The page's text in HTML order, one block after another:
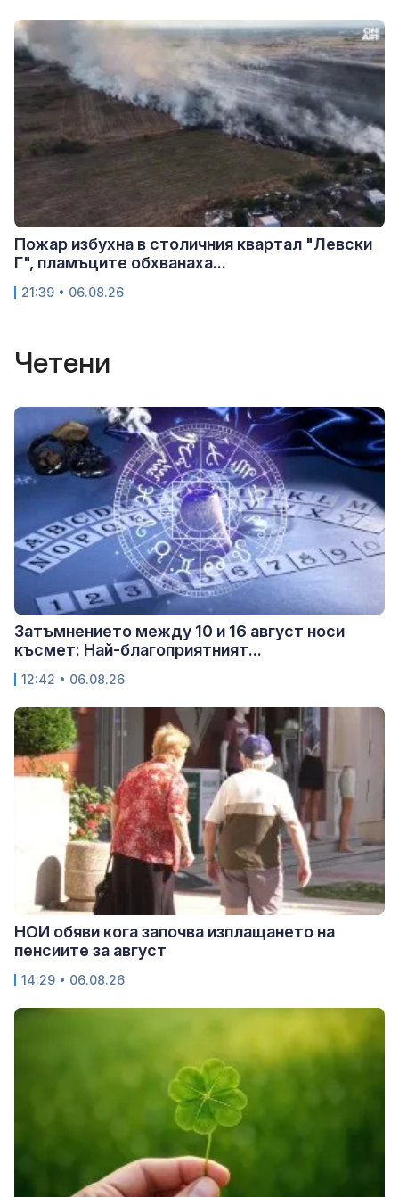
Пожар избухна в столичния квартал "Левски
Г", пламъците обхванаха...
21:39 • 06.08.26
Четени
Затъмнението между 10 и 16 август носи
късмет: Най-благоприятният...
12:42 • 06.08.26
НОИ обяви кога започва изплащането на
пенсиите за август
14:29 • 06.08.26